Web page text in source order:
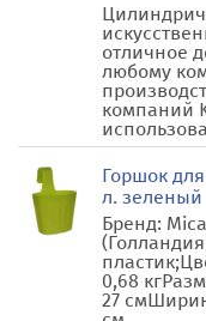
отличное
любому
компаний
Горшок
л. зеленый
Бренд:
0,68
27